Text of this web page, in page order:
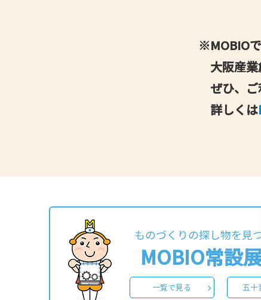
E-
※MOBIO
大阪産業
ぜひ、
詳しくは
ものづくりの探し物を見
MOBIO常設
一覧で見る 五十